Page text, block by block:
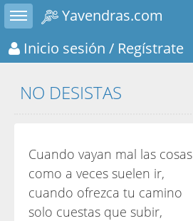
Toggle sidebar
Yavendras.com
Inicio sesión / Regístrate
NO DESISTAS
Cuando vayan mal las cosas
como a veces suelen ir,
cuando ofrezca tu camino
solo cuestas que subir,